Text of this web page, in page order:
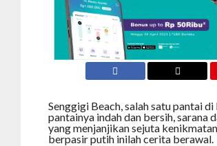
Senggigi Beach, salah satu pantai
pantainya indah dan bersih, sarana
yang menjanjikan sejuta
berpasir putih inilah cerita berawal.